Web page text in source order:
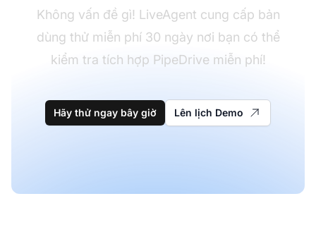
Không vấn đề gì! LiveAgent cung cấp bản
dùng thử miễn phí 30 ngày nơi bạn có thể
kiểm tra tích hợp PipeDrive miễn phí!
Hãy thử ngay bây giờ Lên lịch Demo